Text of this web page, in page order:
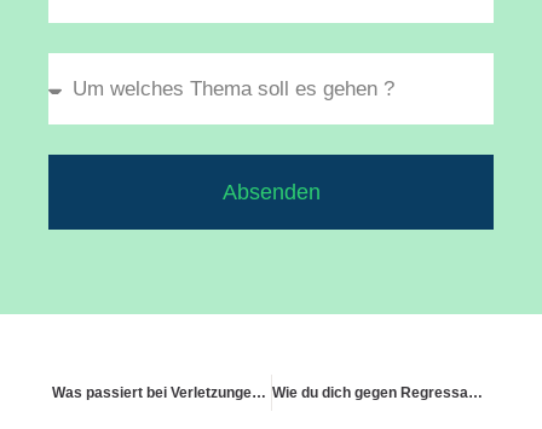
Absenden
Was passiert bei Verletzungen durch plötzliches Verhalten meines Tiers? Wie du dich gegen Regressansprüche von Versicherungen schützt